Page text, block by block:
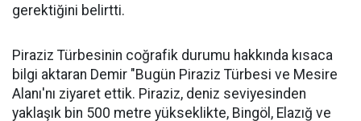
gerektiğini belirtti.
Piraziz Türbesinin coğrafik durumu hakkında kısaca
bilgi aktaran Demir "Bugün Piraziz Türbesi ve Mesire
Alanı'nı ziyaret ettik. Piraziz, deniz seviyesinden
yaklaşık bin 500 metre yükseklikte, Bingöl, Elazığ ve